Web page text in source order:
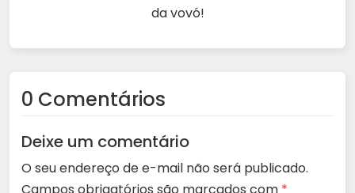
da vovó!
0 Comentários
Deixe um comentário
O seu endereço de e-mail não será publicado.